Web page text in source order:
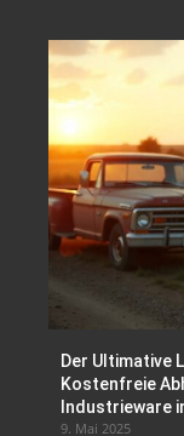
Der Ultimative
Kostenfreie
Industrieware
9. Mai 2025